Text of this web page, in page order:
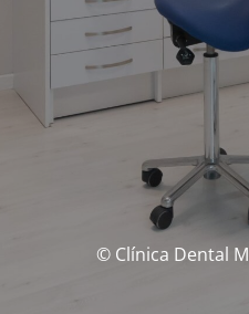
© Clínica Dental